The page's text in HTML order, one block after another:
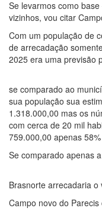
Se levarmos como
vizinhos, vou citar
Com um população de
de arrecadação
2025 era uma previsão
se comparado ao
sua população sua
1.318.000,00 mas os
com cerca de 20 mil
759.000,00 apenas
Se comparado apenas
Brasnorte arrecadaria
Campo novo do